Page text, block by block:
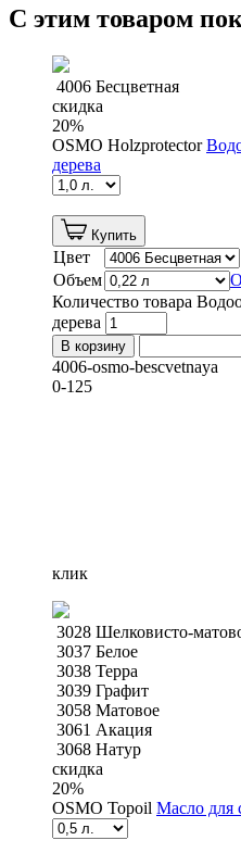
С этим товаром
4006 Бесцветная
скидка
20%
OSMO Holzprotector
дерева
Купить
Цвет
Объем
Количество товара
дерева
В корзину
4006-osmo-bescvetnaya
0-125
клик
3028 Шелковисто-
3037 Белое
3038 Терра
3039 Графит
3058 Матовое
3061 Акация
3068 Натур
скидка
20%
OSMO Topoil Масло для